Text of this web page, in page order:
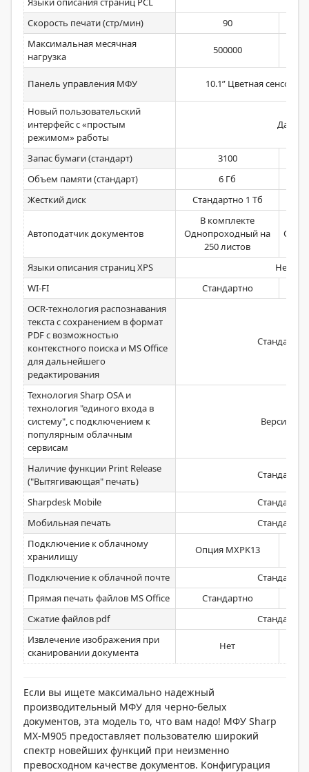
Скорость печати (стр/мин)
90
Максимальная месячная
нагрузка
500000
Панель управления МФУ 10.1” Цветная
Новый пользовательский
интерфейс с «простым
режимом» работы
Да
Запас бумаги (стандарт)
3100
Объем памяти (стандарт)
6 Гб
Жесткий диск
Стандартно 1 Тб
Автоподатчик документов
В комплекте
Однопроходный на
250 листов
Языки описания страниц XPS
Нет
WI-FI
Стандартно
OCR-технология распознавания
текста с сохранением в формат
PDF с возможностью
контекстного поиска и MS Office
для дальнейшего
редактирования
Стандартно
Технология Sharp OSA и
технология "единого входа в
систему", с подключением к
популярным облачным
сервисам
Версия 5.1
Наличие функции Print Release
("Вытягивающая" печать)
Стандартно
Sharpdesk Mobile
Стандартно
Мобильная печать
Стандартно
Подключение к облачному
хранилищу
Опция MXPK13
Подключение к облачной почте
Стандартно
Прямая печать файлов MS Office
Стандартно
Сжатие файлов pdf
Стандартно
Извлечение изображения при
сканировании документа
Нет
Если вы ищете максимально надежный
производительный МФУ для черно-белых
документов, эта модель то, что вам надо! МФУ Sharp
MX-M905 предоставляет пользователю широкий
спектр новейших функций при неизменно
превосходном качестве документов. Конфигурация